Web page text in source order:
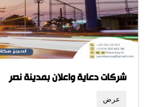
شركات دعاية واعلان بمدينة نصر
عرض